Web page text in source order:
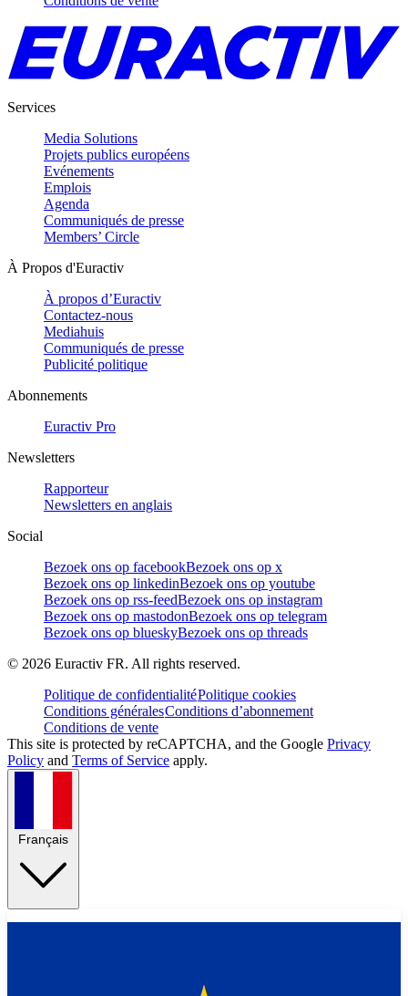
Services
Media Solutions
Projets publics européens
Evénements
Emplois
Agenda
Communiqués de presse
Members’ Circle
À Propos d'Euractiv
À propos d’Euractiv
Contactez-nous
Mediahuis
Communiqués de presse
Publicité politique
Abonnements
Euractiv Pro
Newsletters
Rapporteur
Newsletters en anglais
Social
Bezoek ons op facebookBezoek ons op x
Bezoek ons op linkedinBezoek ons op youtube
Bezoek ons op rss-feedBezoek ons op instagram
Bezoek ons op mastodonBezoek ons op telegram
Bezoek ons op blueskyBezoek ons op threads
© 2026 Euractiv FR. All rights reserved.
Politique de confidentialitéPolitique cookies
Conditions généralesConditions d’abonnement
Conditions de vente
This site is protected by reCAPTCHA, and the Google Privacy
Policy and Terms of Service apply.
Français